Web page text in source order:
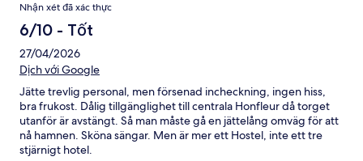
Nhận xét đã xác thực
6/10 - Tốt
27/04/2026
Dịch với Google
Jätte trevlig personal, men försenad incheckning, ingen hiss,
bra frukost. Dålig tillgänglighet till centrala Honfleur då torget
utanför är avstängt. Så man måste gå en jättelång omväg för att
nå hamnen. Sköna sängar. Men är mer ett Hostel, inte ett tre
stjärnigt hotel.